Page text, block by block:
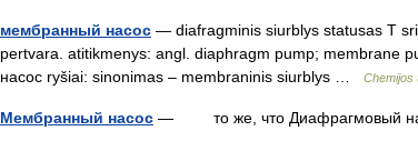
мембранный насос — diafragminis siurblys statusas T
pertvara. atitikmenys: angl. diaphragm pump; membrane
насос ryšiai: sinonimas – membraninis siurblys …
Chemijos
Мембранный насос — то же, что Диафрагмовый